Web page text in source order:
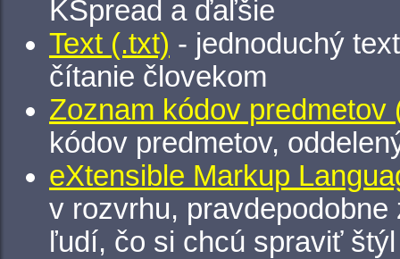
KSpread a ďaľšie
Text (.txt) - jednoduchý
čítanie človekom
Zoznam kódov predmetov
kódov predmetov,
eXtensible Markup
v rozvrhu,
ľudí, čo si chcú spraviť